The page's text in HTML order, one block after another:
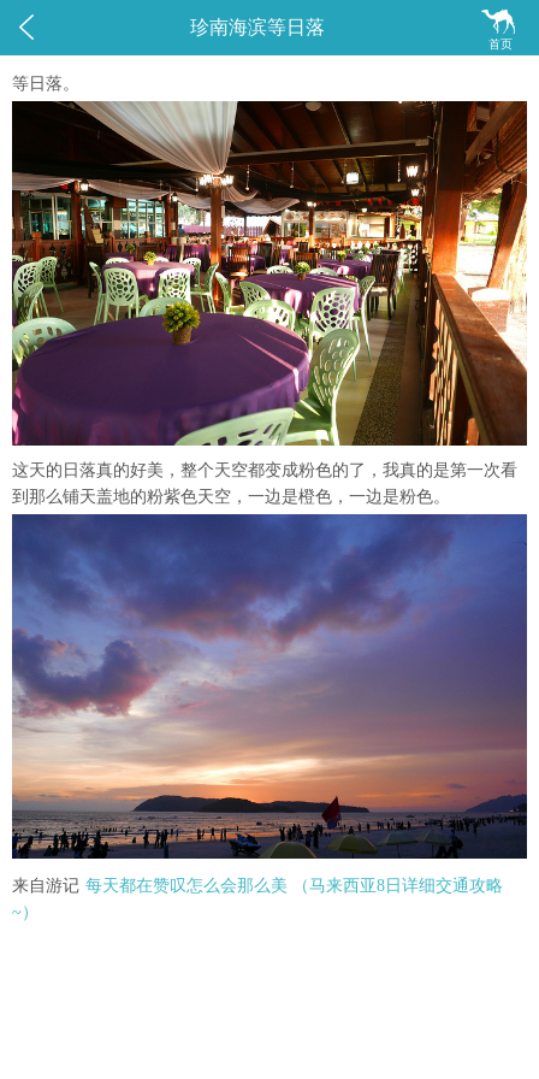
 
首页
珍南海滨等日落
等日落。
这天的日落真的好美，整个天空都变成粉色的了，我真的是第一次看
到那么铺天盖地的粉紫色天空，一边是橙色，一边是粉色。
来自游记 每天都在赞叹怎么会那么美 （马来西亚8日详细交通攻略
~）